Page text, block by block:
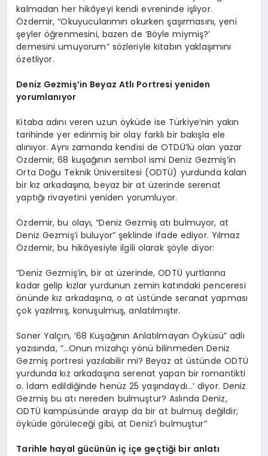
kalmadan her hikâyeyi kendi evreninde işliyor.
Özdemir, “Okuyucularımın okurken şaşırmasını, yeni
şeyler öğrenmesini, bazen de ‘Böyle miymiş?’
demesini umuyorum” sözleriyle kitabın yaklaşımını
özetliyor.
Deniz Gezmiş’in Beyaz Atlı Portresi yeniden
yorumlanıyor
Kitaba adını veren uzun öyküde ise Türkiye’nin yakın
tarihinde yer edinmiş bir olay farklı bir bakışla ele
alınıyor. Aynı zamanda kendisi de OTDÜ’lü olan yazar
Özdemir, 68 kuşağının sembol ismi Deniz Gezmiş’in
Orta Doğu Teknik Üniversitesi (ODTÜ) yurdunda kalan
bir kız arkadaşına, beyaz bir at üzerinde serenat
yaptığı rivayetini yeniden yorumluyor.
Özdemir, bu olayı, “Deniz Gezmiş atı bulmuyor, at
Deniz Gezmiş’i buluyor” şeklinde ifade ediyor. Yılmaz
Özdemir, bu hikâyesiyle ilgili olarak şöyle diyor:
“Deniz Gezmiş’in, bir at üzerinde, ODTÜ yurtlarına
kadar gelip kızlar yurdunun zemin katındaki penceresi
önünde kız arkadaşına, o at üstünde seranat yapması
çok yazılmış, konuşulmuş, anlatılmıştır.
Soner Yalçın, ‘68 Kuşağının Anlatılmayan Öyküsü” adlı
yazısında, “…Onun mizahçı yönü bilinmeden Deniz
Gezmiş portresi yazılabilir mi? Beyaz at üstünde ODTÜ
yurdunda kız arkadaşına serenat yapan bir romantikti
o. İdam edildiğinde henüz 25 yaşındaydı…’ diyor. Deniz
Gezmiş bu atı nereden bulmuştur? Aslında Deniz,
ODTÜ kampüsünde arayıp da bir at bulmuş değildir;
öyküde görüleceği gibi, at Deniz’i bulmuştur”
Tarihle hayal gücünün iç içe geçtiği bir anlatı